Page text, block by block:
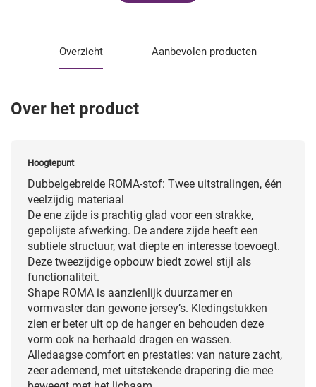
Overzicht Aanbevolen producten
Over het product
Hoogtepunt
Dubbelgebreide ROMA-stof: Twee uitstralingen, één
veelzijdig materiaal
De ene zijde is prachtig glad voor een strakke,
gepolijste afwerking. De andere zijde heeft een
subtiele structuur, wat diepte en interesse toevoegt.
Deze tweezijdige opbouw biedt zowel stijl als
functionaliteit.
Shape ROMA is aanzienlijk duurzamer en
vormvaster dan gewone jersey’s. Kledingstukken
zien er beter uit op de hanger en behouden deze
vorm ook na herhaald dragen en wassen.
Alledaagse comfort en prestaties: van nature zacht,
zeer ademend, met uitstekende drapering die mee